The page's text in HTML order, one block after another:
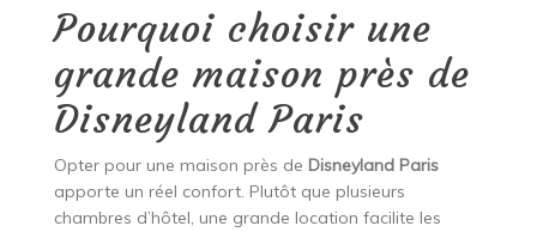
Pourquoi choisir une
grande maison près de
Disneyland Paris
Opter pour une maison près de Disneyland Paris
apporte un réel confort. Plutôt que plusieurs
chambres d’hôtel, une grande location facilite les